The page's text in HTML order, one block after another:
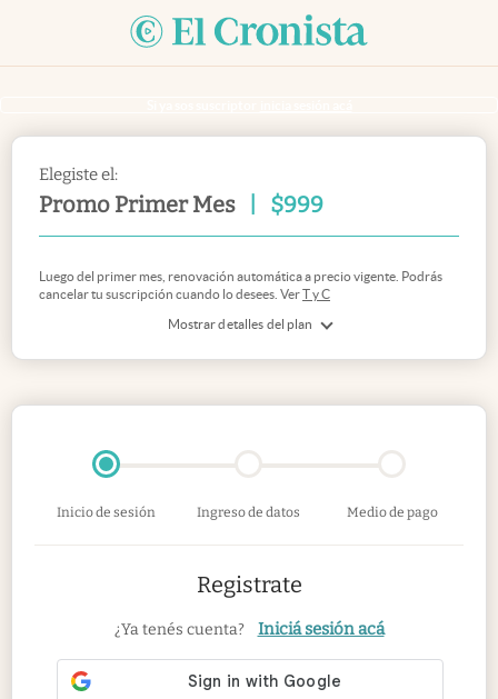
Elegiste el:
Promo Primer Mes $999
Mostrar detalles del plan
Luego del primer mes, renovación automática a precio vigente. Podrás
cancelar tu suscripción cuando lo desees. VerT y C
Inicio de sesión Ingreso de datos Medio de pago
Registrate
¿Ya tenés cuenta? Iniciá sesión acá